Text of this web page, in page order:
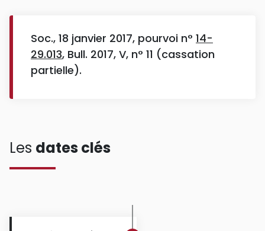
Soc., 18 janvier 2017, pourvoi n° 14-
29.013, Bull. 2017, V, n° 11 (cassation
partielle).
Les dates clés